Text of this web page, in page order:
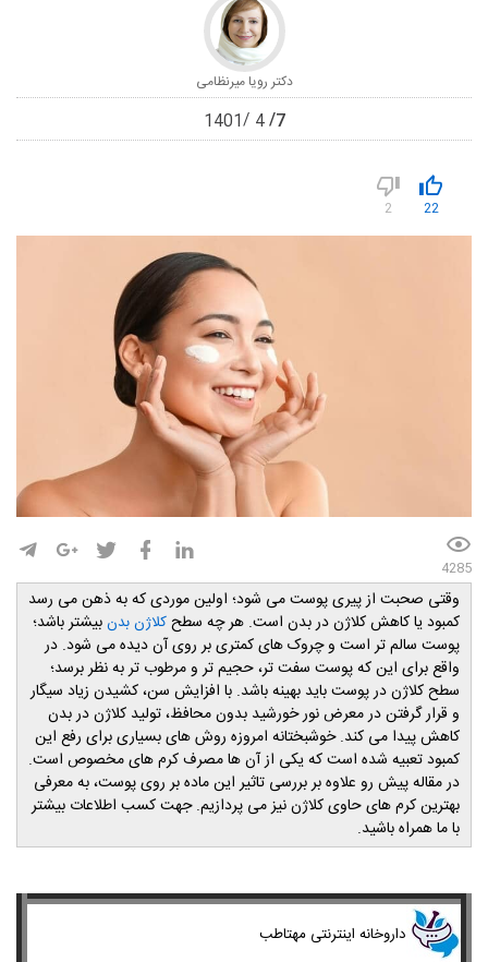
دکتر رویا میرنظامی
7
4
1401
22
2
4285
وقتی صحبت از پیری پوست می شود؛ اولین موردی که به ذهن می رسد
کمبود یا کاهش کلاژن در بدن است. هر چه سطحکلاژن بدنبیشتر باشد؛
پوست سالم ‌تر است و چروک‌ های کمتری بر روی آن دیده می‌ شود. در
واقع برای این که پوست سفت‌ تر، حجیم ‌تر و مرطوب ‌تر به نظر برسد؛
سطح کلاژن در پوست باید بهینه باشد. با افزایش سن، کشیدن زیاد سیگار
و قرار گرفتن در معرض نور خورشید بدون محافظ، تولید کلاژن در بدن
کاهش پیدا می کند. خوشبختانه امروزه روش های بسیاری برای رفع این
کمبود تعبیه شده است که یکی از آن ها مصرف کرم های مخصوص است.
در مقاله پیش رو علاوه بر بررسی تاثیر این ماده بر روی پوست، به معرفی
بهترین کرم های حاوی کلاژن نیز می پردازیم. جهت کسب اطلاعات بیشتر
با ما همراه باشید.
​داروخانه اینترنتی مهتاطب